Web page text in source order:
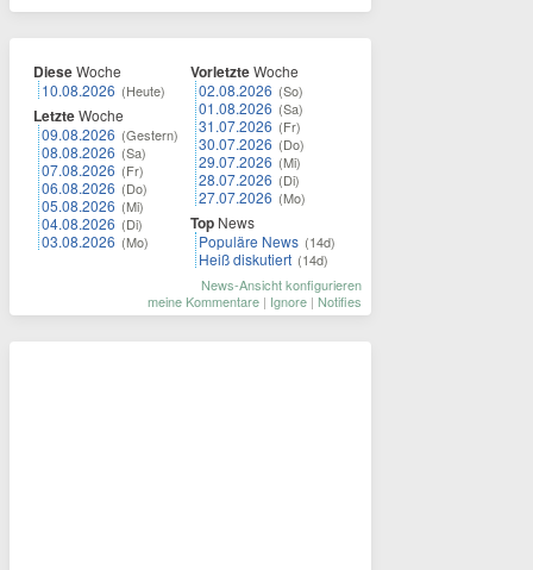
DieseWoche
10.08.2026 (Heute)
LetzteWoche
09.08.2026 (Gestern)
08.08.2026 (Sa)
07.08.2026 (Fr)
06.08.2026 (Do)
05.08.2026 (Mi)
04.08.2026 (Di)
03.08.2026 (Mo)
VorletzteWoche
02.08.2026 (So)
01.08.2026 (Sa)
31.07.2026 (Fr)
30.07.2026 (Do)
29.07.2026 (Mi)
28.07.2026 (Di)
27.07.2026 (Mo)
Top News
Populäre News (14d)
Heiß diskutiert (14d)
News-Ansicht konfigurieren
meine Kommentare | Ignore | Notifies